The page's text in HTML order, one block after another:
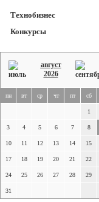
Технобизнес
Конкурсы
август
2026
пн вт ср чт пт сб
1
3 4 5 6 7 8
10 11 12 13 14 15
17 18 19 20 21 22
24 25 26 27 28 29
31